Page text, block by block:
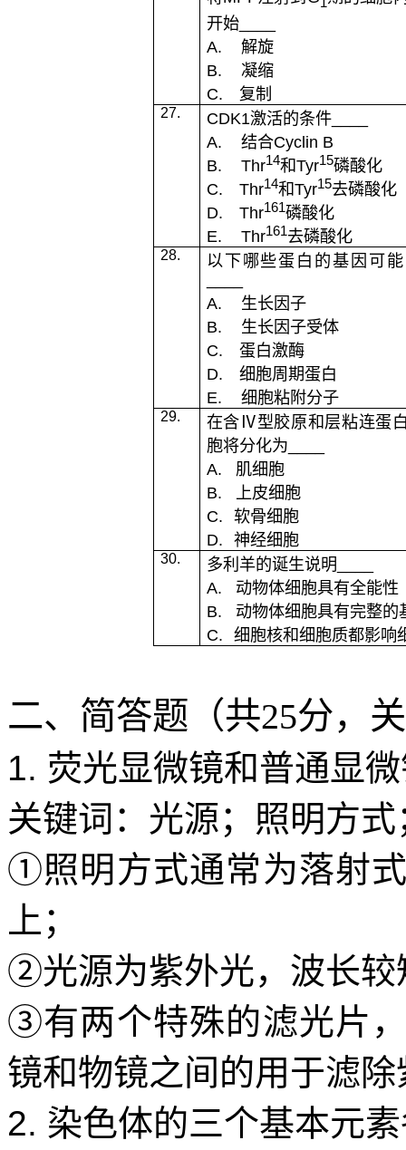
开始____
A.
解旋
B.
凝缩
C.
复制
27. CDK1激活的条件____
A.
结合Cyclin B
B.
Thr14和Tyr15磷酸化
C.
Thr14和Tyr15去磷酸化
D.
Thr161磷酸化
E.
Thr161去磷酸化
28.
以下哪些蛋白的基因可
A.
生长因子
B.
生长因子受体
C.
蛋白激酶
D.
细胞周期蛋白
E.
细胞粘附分子
29. 在含 Ⅳ型胶原和层粘连蛋
胞将分化为
A.
肌细胞
B.
上皮细胞
C.
软骨细胞
D.
神经细胞
30. 多利羊的诞生说明
A.
动物体细胞具有全能性
B.
动物体细胞具有完整的
C.
细胞核和细胞质都影响
二、简答题（共25分，
1. 荧光显微镜和普通显
关键词：光源；照明方
①照明方式通常为落射
上；
②光源为紫外光，波长
③有两个特殊的滤光片
镜和物镜之间的用于滤
2. 染色体的三个基本元